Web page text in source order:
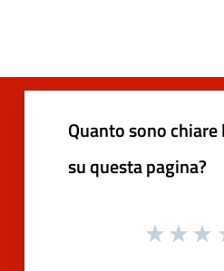
Quanto sono
su questa pagina?